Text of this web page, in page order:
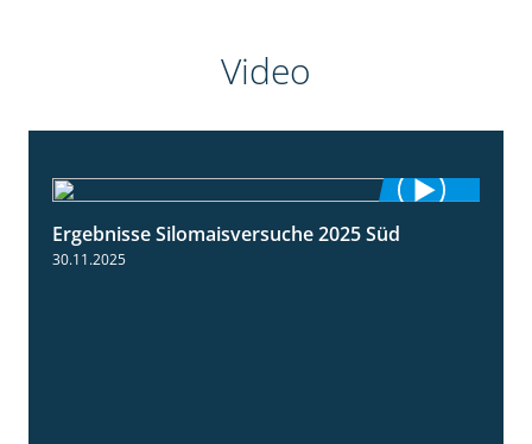
Video
Ergebnisse Silomaisversuche 2025 Süd
30.11.2025